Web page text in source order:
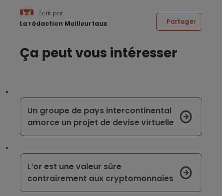
Écrit par
La rédaction Meilleurtaux
Partager
Ça peut vous intéresser
Un groupe de pays intercontinental
amorce un projet de devise virtuelle
L’or est une valeur sûre
contrairement aux cryptomonnaies